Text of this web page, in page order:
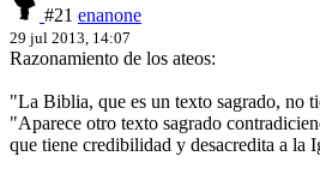
#21 enanone
29 jul 2013, 14:07
Razonamiento de los ateos:
"La Biblia, que es un texto sagrado, no
"Aparece otro texto sagrado
que tiene credibilidad y desacredita a la